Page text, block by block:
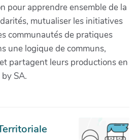
pour apprendre ensemble de la
mutualiser les initiatives
communautés de pratiques
une logique de communs,
partagent leurs productions en
SA.